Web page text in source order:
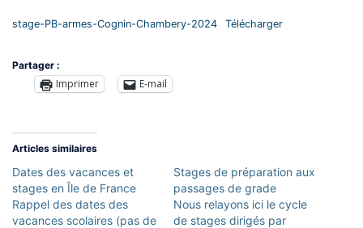
stage-PB-armes-Cognin-Chambery-2024 Télécharger
Partager :
Imprimer E-mail
Articles similaires
Dates des vacances et
stages en Île de France
Rappel des dates des
vacances scolaires (pas de
Stages de préparation aux
passages de grade
Nous relayons ici le cycle
de stages dirigés par